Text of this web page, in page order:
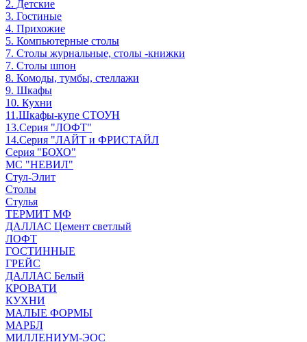
2. Детские
3. Гостиные
4. Прихожие
5. Компьютерные столы
7. Столы журнальные, столы -книжки
7. Столы шпон
8. Комоды, тумбы, стеллажи
9. Шкафы
10. Кухни
11.Шкафы-купе СТОУН
13.Серия "ЛОФТ"
14.Серия "ЛАЙТ и ФРИСТАЙЛ
Серия "БОХО"
МС "НЕВИЛ"
Стул-Элит
Столы
Стулья
ТЕРМИТ МФ
ДАЛЛАС Цемент светлый
ЛОФТ
ГОСТИННЫЕ
ГРЕЙС
ДАЛЛАС Белый
КРОВАТИ
КУХНИ
МАЛЫЕ ФОРМЫ
МАРБЛ
МИЛЛЕНИУМ-ЭОС